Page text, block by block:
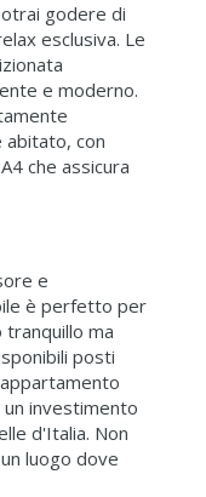
godere di
esclusiva. Le
e moderno.
con
che assicura
e
è perfetto per
ma
posti
un investimento
d'Italia. Non
luogo dove